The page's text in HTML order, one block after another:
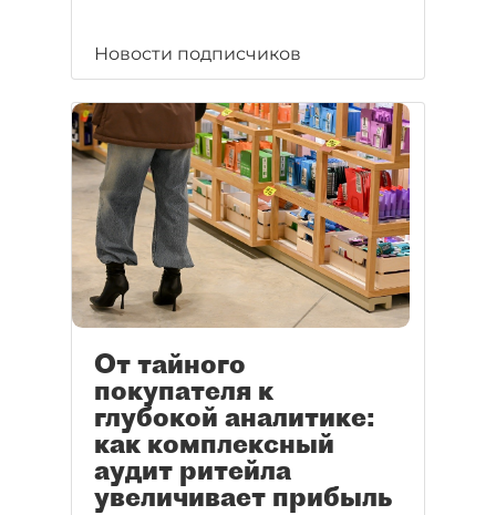
Новости подписчиков
От тайного
покупателя к
глубокой аналитике:
как комплексный
аудит ритейла
увеличивает прибыль